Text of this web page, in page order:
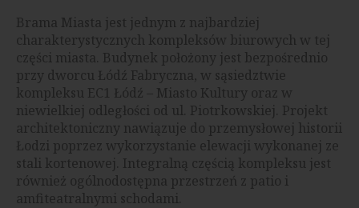
Brama Miasta jest jednym z najbardziej
charakterystycznych kompleksów biurowych w tej
części miasta. Budynek położony jest bezpośrednio
przy dworcu Łódź Fabryczna, w sąsiedztwie
kompleksu EC1 Łódź – Miasto Kultury oraz w
niewielkiej odległości od ul. Piotrkowskiej. Projekt
architektoniczny nawiązuje do przemysłowej historii
Łodzi poprzez wykorzystanie elewacji wykonanej ze
stali kortenowej. Integralną częścią kompleksu jest
również ogólnodostępna przestrzeń z patio i
amfiteatralnymi schodami.